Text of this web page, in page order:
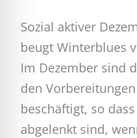
Sozial aktiver
beugt Winterblues
Im Dezember sind
den
beschäftigt, so
abgelenkt sind,